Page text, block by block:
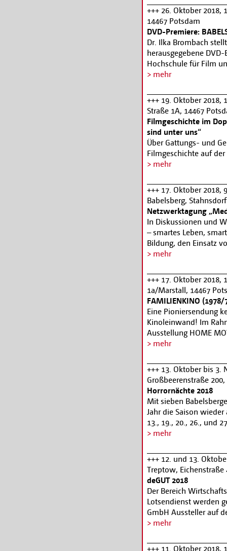
Die ausgewählten
oder höheren
Ausführliche
Veranstaltung.
Jahrzehnt, die
Meisterregisseurs
Filmreihe mit dem
November im Kino
Alle Informationen
+++ 26. Oktober 2018,
14467 Potsdam
DVD-Premiere:
Dr. Ilka Brombach
herausgegebene DVD-
Hochschule für Film
öffentlich vor. Die
dem
Erstaufführungen auf
SPIELEN HOCHZEIT
Hannes
anwesend sein wird,
ISTANBUL (1990) von
potsdam.deoder
> mehr
+++ 19. Oktober 2018,
Straße 1A, 14467
Filmgeschichte im
sind unter uns“
Über Gattungs- und
Filmgeschichte auf
inhaltlichen und
oder weniger
aus dem Jahr 1925
Nielsen und Greta
Filmmuseums
An der Welte-
der wichtigsten
Berlins, knüpft „Die
Noir in der
Ernst Wilhelm
Staudte.
www.filmmuseum-
> mehr
+++ 17. Oktober 2018,
Babelsberg,
Netzwerktagung
In Diskussionen und
– smartes Leben,
Bildung, den Einsatz
sicheren Umgang mit
(Universität Bremen)
Gedanken zur
Veranstaltung wird
Brandenburg für
verliehen. Infos und
> mehr
+++ 17. Oktober 2018,
1a/Marstall, 14467
FAMILIENKINO
Eine Pioniersendung
Kinoleinwand! Im
Ausstellung HOME
zwei Folgen der
Jahren 1978 und
Prof. Alfred Behrens
anwesend sein.
2718112
> mehr
+++ 13. Oktober bis 3.
Großbeerenstraße
Horrornächte 2018
Mit sieben
Jahr die Saison
13., 19., 20., 26., und
von 18:30 is ca 23:45
Besuchern das
unter 16 Jahren. Aber
verzichten:
von 10.00 bis 20.00
Kartenreservierung
> mehr
+++ 12. und 13.
Treptow, Eichenstraße
deGUT 2018
Der Bereich
Lotsendienst werden
GmbH Aussteller auf
(deGUT) vertreten
Beratungs- und
> mehr
+++ 11. Oktober 2018,